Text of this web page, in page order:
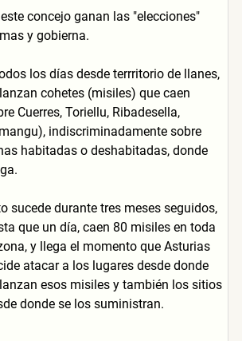
concejo ganan las "elecciones"
y gobierna.
los días desde terrritorio de llanes,
cohetes (misiles) que caen
Cuerres, Toriellu, Ribadesella,
indiscriminadamente sobre
habitadas o deshabitadas, donde
sucede durante tres meses seguidos,
que un día, caen 80 misiles en toda
y llega el momento que Asturias
atacar a los lugares desde donde
esos misiles y también los sitios
donde se los suministran.